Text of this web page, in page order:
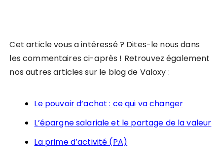
Cet article vous a intéressé ? Dites-le nous dans
les commentaires ci-après ! Retrouvez également
nos autres articles sur le blog de Valoxy :
Le pouvoir d’achat : ce qui va changer
L’épargne salariale et le partage de la valeur
La prime d’activité (PA)